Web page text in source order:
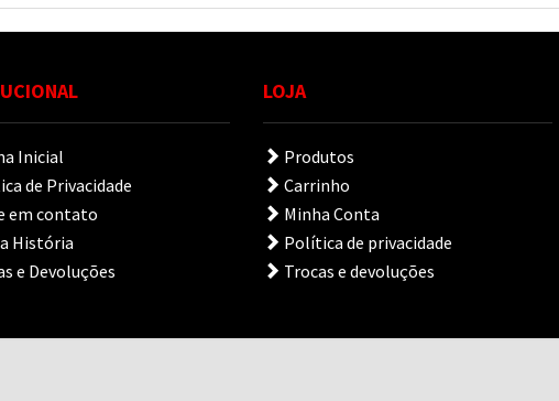
Inicial
de Privacidade
em contato
História
e Devoluções
LOJA
Produtos
Carrinho
Minha Conta
Política de privacidade
Trocas e devoluções